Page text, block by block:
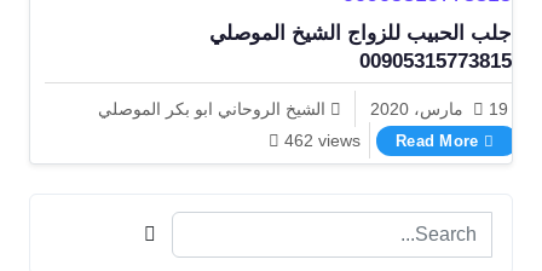
جلب الحبيب للزواج الشيخ الموصلي
00905315773815
19 مارس، 2020
الشيخ الروحاني ابو بكر الموصلي
462 views
Read More
جلب الحبيب للزواج الشيخ الموصلي 00905315773815
Search for: